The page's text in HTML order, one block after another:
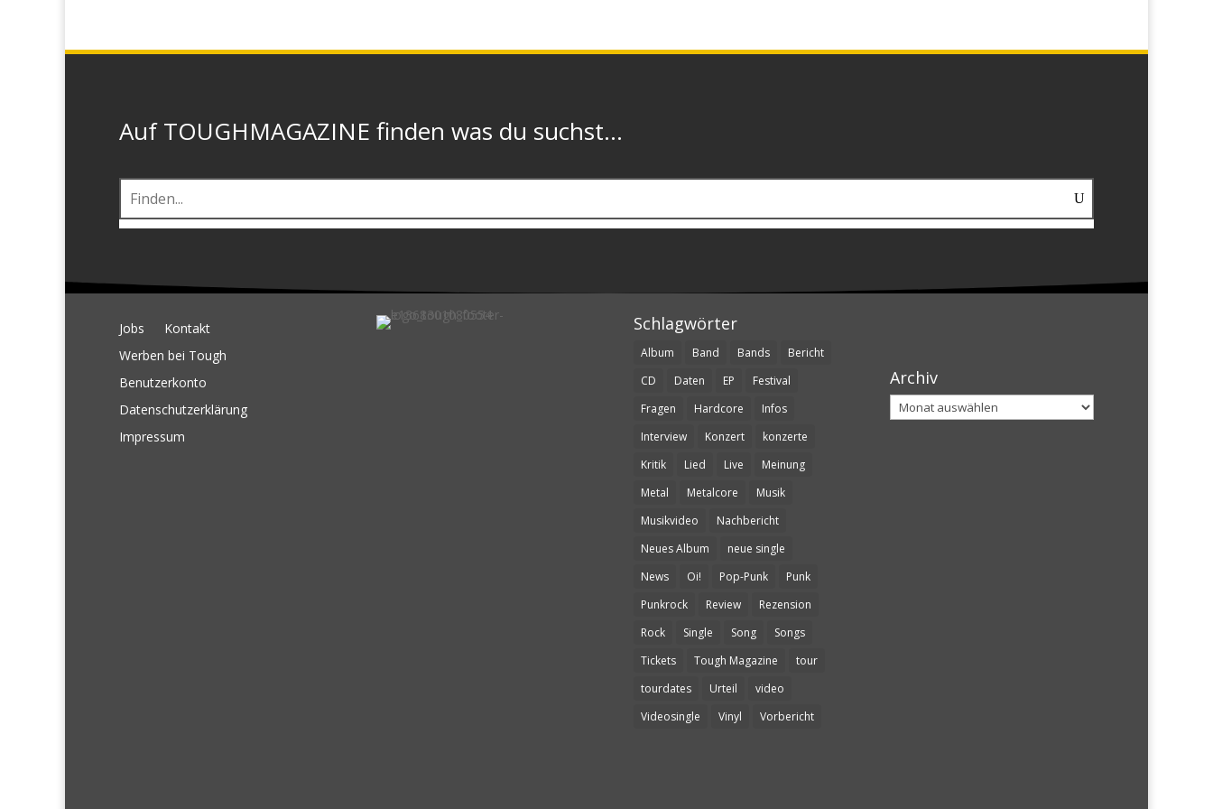
Auf TOUGHMAGAZINE finden was du suchst...
Jobs
Kontakt
Werben bei Tough
Benutzerkonto
Datenschutzerklärung
Impressum
Schlagwörter
Album Band Bands
Bericht
CD
Daten EP
Festival
Fragen
Hardcore
Infos
Interview
Konzert
konzerte
Kritik
Lied Live
Meinung
Metal
Metalcore
Musik
Musikvideo
Nachbericht
Neues Album
neue single
News
Oi! Pop-Punk
Punk
Punkrock
Review
Rezension
Rock
Single Song
Songs
Tickets
Tough Magazine
tour
tourdates
Urteil
video
Videosingle
Vinyl Vorbericht
Archiv
Archiv